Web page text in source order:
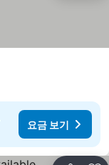
요금 보기